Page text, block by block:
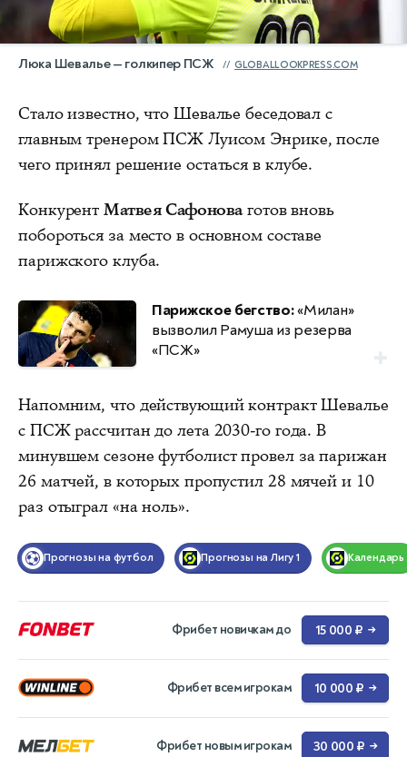
Люка Шевалье — голкипер ПСЖ GLOBALLOOKPRESS.COM
Стало известно, что Шевалье беседовал с
главным тренером ПСЖ Луисом Энрике, после
чего принял решение остаться в клубе.
Конкурент Матвея Сафоноваготов вновь
побороться за место в основном составе
парижского клуба.
Парижское бегство:«Милан»
вызволил Рамуша из резерва
«ПСЖ»
Напомним, что действующий контракт Шевалье
с ПСЖ рассчитан до лета 2030-го года. В
минувшем сезоне футболист провел за парижан
26 матчей, в которых пропустил 28 мячей и 10
раз отыграл «на ноль».
Прогнозы на футбол Прогнозы на Лигу 1 Календарь
Фрибет новичкам до 15 000 ₽ →
Фрибет всем игрокам 10 000 ₽ →
Фрибет новым игрокам 30 000 ₽ →